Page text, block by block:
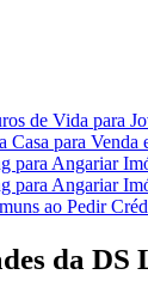
de Vida para
Casa para Venda
para Angariar
para Angariar
ao Pedir
da DS